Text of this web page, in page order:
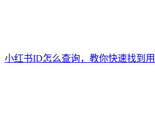
小红书ID怎么查询，教你快速找到